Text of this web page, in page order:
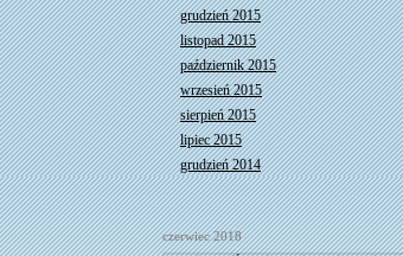
grudzień 2015
listopad 2015
październik 2015
wrzesień 2015
sierpień 2015
lipiec 2015
grudzień 2014
czerwiec 2018